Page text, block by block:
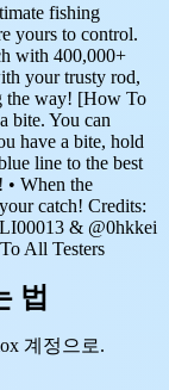
fishing
yours to control.
with 400,000+
your trusty rod,
the way! [How To
bite. You can
have a bite, hold
line to the best
• When the
catch! Credits:
& @0hkkei
All Testers
법
계정으로.